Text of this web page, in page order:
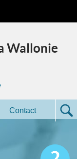
Wallonie
Contact